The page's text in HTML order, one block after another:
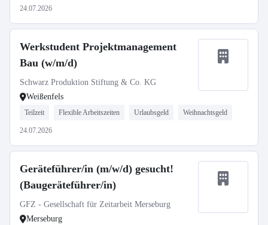
24.07.2026
Werkstudent Projektmanagement
Bau (w/m/d)
Schwarz Produktion Stiftung & Co. KG
Weißenfels
Teilzeit Flexible Arbeitszeiten Urlaubsgeld Weihnachtsgeld
24.07.2026
Geräteführer/in (m/w/d) gesucht!
(Baugeräteführer/in)
GFZ - Gesellschaft für Zeitarbeit Merseburg
Merseburg